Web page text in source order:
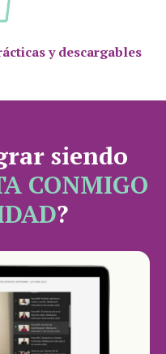
y descargables
siendo
CONMIGO
?